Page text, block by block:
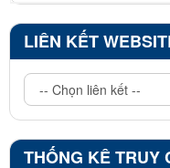
LIÊN KẾT
THỐNG KÊ TRUY